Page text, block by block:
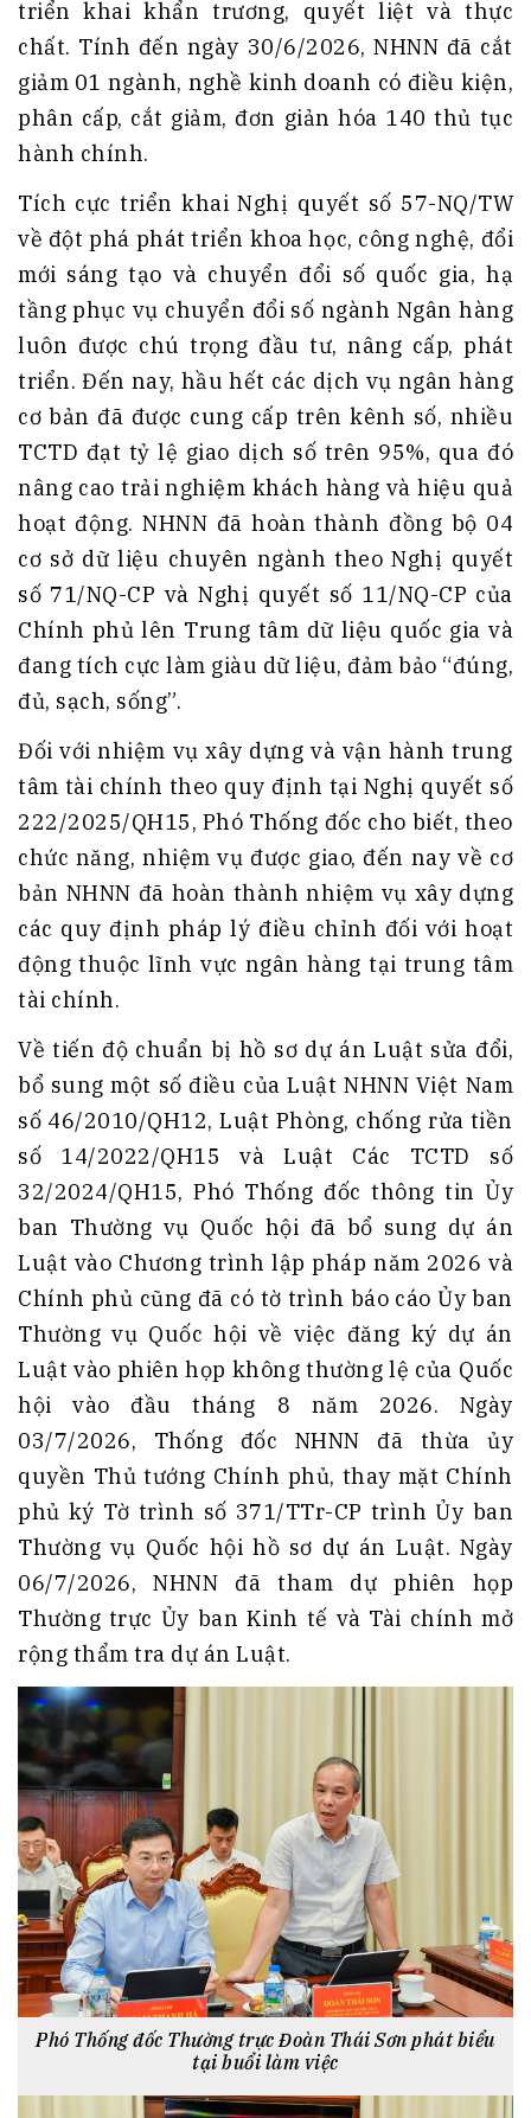
triển khai khẩn trương, quyết liệt và thực
chất. Tính đến ngày 30/6/2026, NHNN đã cắt
giảm 01 ngành, nghề kinh doanh có điều kiện,
phân cấp, cắt giảm, đơn giản hóa 140 thủ tục
hành chính.
Tích cực triển khai Nghị quyết số 57-NQ/TW
về đột phá phát triển khoa học, công nghệ, đổi
mới sáng tạo và chuyển đổi số quốc gia, hạ
tầng phục vụ chuyển đổi số ngành Ngân hàng
luôn được chú trọng đầu tư, nâng cấp, phát
triển. Đến nay, hầu hết các dịch vụ ngân hàng
cơ bản đã được cung cấp trên kênh số, nhiều
TCTD đạt tỷ lệ giao dịch số trên 95%, qua đó
nâng cao trải nghiệm khách hàng và hiệu quả
hoạt động. NHNN đã hoàn thành đồng bộ 04
cơ sở dữ liệu chuyên ngành theo Nghị quyết
số 71/NQ-CP và Nghị quyết số 11/NQ-CP của
Chính phủ lên Trung tâm dữ liệu quốc gia và
đang tích cực làm giàu dữ liệu, đảm bảo “đúng,
đủ, sạch, sống”.
Đối với nhiệm vụ xây dựng và vận hành trung
tâm tài chính theo quy định tại Nghị quyết số
222/2025/QH15, Phó Thống đốc cho biết, theo
chức năng, nhiệm vụ được giao, đến nay về cơ
bản NHNN đã hoàn thành nhiệm vụ xây dựng
các quy định pháp lý điều chỉnh đối với hoạt
động thuộc lĩnh vực ngân hàng tại trung tâm
tài chính.
Về tiến độ chuẩn bị hồ sơ dự án Luật sửa đổi,
bổ sung một số điều của Luật NHNN Việt Nam
số 46/2010/QH12, Luật Phòng, chống rửa tiền
số 14/2022/QH15 và Luật Các TCTD số
32/2024/QH15, Phó Thống đốc thông tin Ủy
ban Thường vụ Quốc hội đã bổ sung dự án
Luật vào Chương trình lập pháp năm 2026 và
Chính phủ cũng đã có tờ trình báo cáo Ủy ban
Thường vụ Quốc hội về việc đăng ký dự án
Luật vào phiên họp không thường lệ của Quốc
hội vào đầu tháng 8 năm 2026. Ngày
03/7/2026, Thống đốc NHNN đã thừa ủy
quyền Thủ tướng Chính phủ, thay mặt Chính
phủ ký Tờ trình số 371/TTr-CP trình Ủy ban
Thường vụ Quốc hội hồ sơ dự án Luật. Ngày
06/7/2026, NHNN đã tham dự phiên họp
Thường trực Ủy ban Kinh tế và Tài chính mở
rộng thẩm tra dự án Luật.
Phó Thống đốc Thường trực Đoàn Thái Sơn phát biểu
tại buổi làm việc